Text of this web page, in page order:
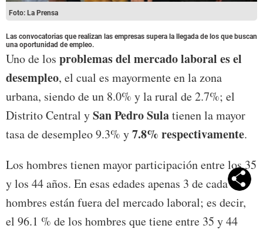
Foto: La Prensa
Las convocatorias que realizan las empresas supera la llegada de los que buscan
una oportunidad de empleo.
Uno de los problemas del mercado laboral es el
desempleo, el cual es mayormente en la zona
urbana, siendo de un 8.0% y la rural de 2.7%; el
Distrito Central ySan Pedro Sulatienen la mayor
tasa de desempleo 9.3% y7.8% respectivamente.
Los hombres tienen mayor participación entre los 35
y los 44 años. En esas edades apenas 3 de cada 100
hombres están fuera del mercado laboral; es decir,
el 96.1 % de los hombres que tiene entre 35 y 44